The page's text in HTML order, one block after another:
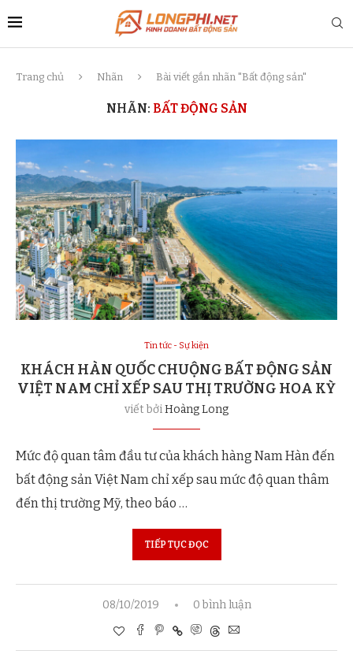
Trang chủ Nhãn Bài viết gắn nhãn "Bất động sản"
NHÃN: BẤT ĐỘNG SẢN
Tin tức - Sự kiện
KHÁCH HÀN QUỐC CHUỘNG BẤT ĐỘNG SẢN
VIỆT NAM CHỈ XẾP SAU THỊ TRƯỜNG HOA KỲ
viết bởiHoàng Long
Mức độ quan tâm đầu tư của khách hàng Nam Hàn đến
bất động sản Việt Nam chỉ xếp sau mức độ quan thâm
đến thị trường Mỹ, theo báo …
TIẾP TỤC ĐỌC
08/10/2019 0 bình luận